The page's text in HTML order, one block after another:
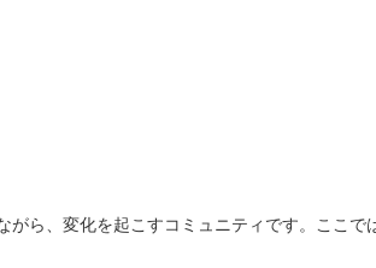
がら、変化を起こすコミュニティです。ここで